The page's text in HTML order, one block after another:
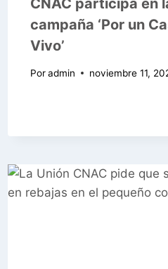
CNAC participa en
campaña ‘Por un
Vivo’
Poradmin noviembre 11,